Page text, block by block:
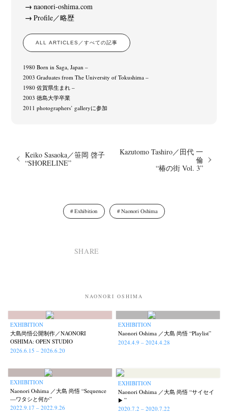
naonori-oshima.com
Profile／略歴
ALL ARTICLES／すべての記事
1980 Born in Saga, Japan –
2003 Graduates from The University of Tokushima –
1980 佐賀県生まれ –
2003 徳島大学卒業
2011 photographers’ galleryに参加
Keiko Sasaoka／笹岡 啓子
“SHORELINE”
Kazutomo Tashiro／田代 一
倫
“椿の街 Vol. 3”
Exhibition Naonori Oshima
SHARE
NAONORI OSHIMA
EXHIBITION
大島尚悟公開制作／NAONORI
OSHIMA: OPEN STUDIO
2026.6.15 – 2026.6.20
EXHIBITION
Naonori Oshima ／大島 尚悟 “Playlist”
2024.4.9 – 2024.4.28
EXHIBITION
Naonori Oshima ／大島 尚悟 “Sequence
—ワタシと何か”
2022.9.17 – 2022.9.26
EXHIBITION
Naonori Oshima ／大島 尚悟 “サイセイ
▶︎ ”
2020.7.2 – 2020.7.22